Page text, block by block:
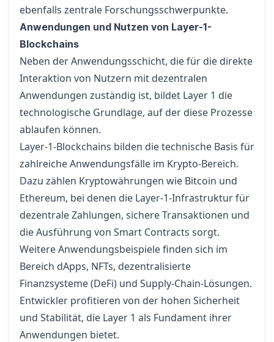
ebenfalls zentrale Forschungsschwerpunkte.
Anwendungen und Nutzen von Layer-1-
Blockchains
Neben der Anwendungsschicht, die für die direkte
Interaktion von Nutzern mit dezentralen
Anwendungen zuständig ist, bildet Layer 1 die
technologische Grundlage, auf der diese Prozesse
ablaufen können.
Layer-1-Blockchains bilden die technische Basis für
zahlreiche Anwendungsfälle im Krypto-Bereich.
Dazu zählen Kryptowährungen wie Bitcoin und
Ethereum, bei denen die Layer-1-Infrastruktur für
dezentrale Zahlungen, sichere Transaktionen und
die Ausführung von Smart Contracts sorgt.
Weitere Anwendungsbeispiele finden sich im
Bereich dApps, NFTs, dezentralisierte
Finanzsysteme (DeFi) und Supply-Chain-Lösungen.
Entwickler profitieren von der hohen Sicherheit
und Stabilität, die Layer 1 als Fundament ihrer
Anwendungen bietet.